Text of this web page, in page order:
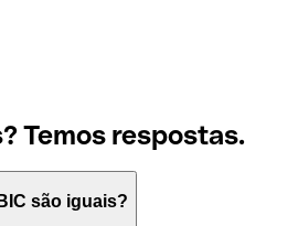
Temos respostas.
são iguais?